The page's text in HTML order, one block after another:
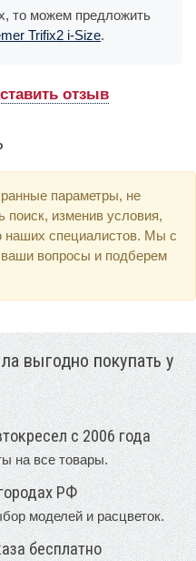
то можем предложить
Trifix2 i-Size.
отзыв
параметры, не
поиск, изменив условия,
наших специалистов. Мы с
вопросы и подберем
выгодно покупать у
с 2006 года
на все товары.
РФ
моделей и расцветок.
бесплатно